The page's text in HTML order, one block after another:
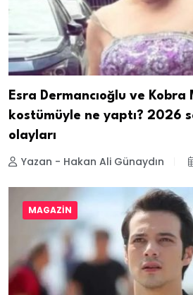
Esra Dermancıoğlu ve
kostümüyle ne yaptı? 2026
olayları
Yazan - Hakan Ali Günaydın
MAGAZIN